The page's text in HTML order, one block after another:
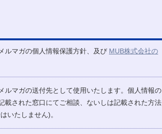
ルマガの個人情報保護方針、及び MUB株式会社の
ルマガの送付先として使用いたします。個人情報の
載された窓口にてご相談、ないしは記載された方法
いたしません)。